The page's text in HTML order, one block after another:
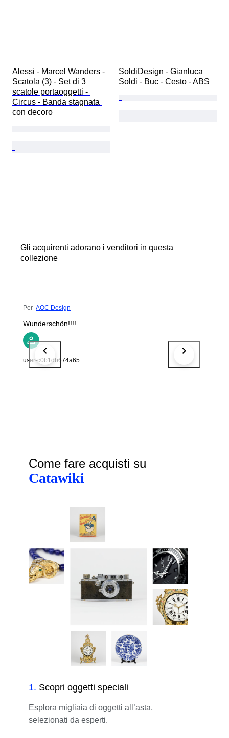
Alessi - Marcel Wanders -
Scatola (3) - Set di 3
scatole portaoggetti -
Circus - Banda stagnata
con decoro
SoldiDesign - Gianluca
Soldi - Buc - Cesto - ABS
Gli acquirenti adorano i venditori in questa
collezione
Per AOC Design
Wunderschön!!!!
user-c0b1db674a65
Come fare acquisti su
Catawiki
1. Scopri oggetti speciali
Esplora migliaia di oggetti all’asta,
selezionati da esperti.